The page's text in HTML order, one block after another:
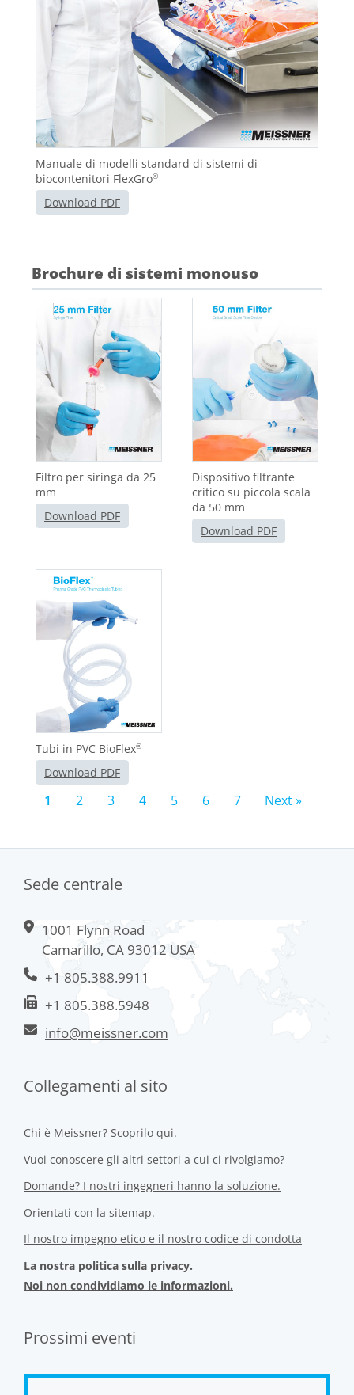
Manuale di modelli standard di sistemi di
biocontenitori FlexGro®
Download PDF
Brochure di sistemi monouso
Filtro per siringa da 25
mm
Download PDF
Dispositivo filtrante
critico su piccola scala
da 50 mm
Download PDF
Tubi in PVC BioFlex®
Download PDF
1 2 3 4 5 6 7 Next »
Sede centrale
1001 Flynn Road
Camarillo, CA 93012 USA
+1 805.388.9911
+1 805.388.5948
info@meissner.com
Collegamenti al sito
Chi è Meissner? Scoprilo qui.
Vuoi conoscere gli altri settori a cui ci rivolgiamo?
Domande? I nostri ingegneri hanno la soluzione.
Orientati con la sitemap.
Il nostro impegno etico e il nostro codice di condotta
La nostra politica sulla privacy.
Noi non condividiamo le informazioni.
Prossimi eventi